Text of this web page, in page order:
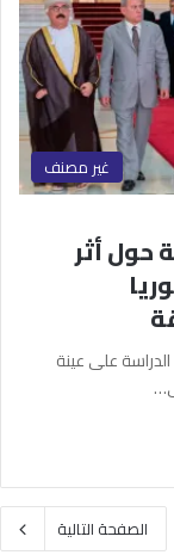
غير مصنف
حول أثر
علی عینة
الصفحة التالية